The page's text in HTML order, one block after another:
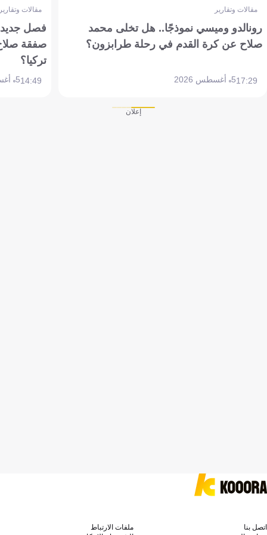
مقالات وتقارير
رونالدو وميسي نموذجًا.. هل تخلى محمد
صلاح عن كرة القدم في رحلة طرابزون؟
17:295 أغسطس 2026
مقالات
فصل جديد
صفقة
تركيا؟
14:495 أغسطس 2026
إعلان
اتصل بنا
ملفات الارتباط